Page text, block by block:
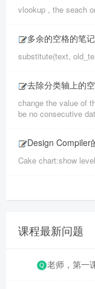
vlookup , the seach
多余的空格的笔记
substitute(text,
去除分类轴上的
change the value of
be no consecutive
Design Compiler
Cake chart:show
课程最新问题
老师，第一